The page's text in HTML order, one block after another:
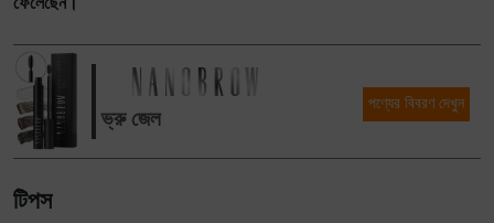
ভ্রু জেল
পণ্যের বিবরণ দেখুন
টিপস